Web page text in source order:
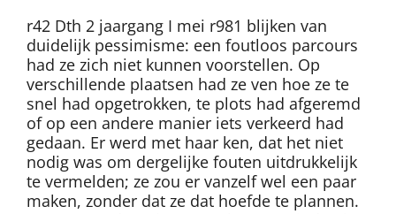
r42 Dth 2 jaargang I mei r981 blijken van
duidelijk pessimisme: een foutloos parcours
had ze zich niet kunnen voorstellen. Op
verschillende plaatsen had ze ven hoe ze te
snel had opgetrokken, te plots had afgeremd
of op een andere manier iets verkeerd had
gedaan. Er werd met haar ken, dat het niet
nodig was om dergelijke fouten uitdrukkelijk
te vermelden; ze zou er vanzelf wel een paar
maken, zonder dat ze dat hoefde te plannen.